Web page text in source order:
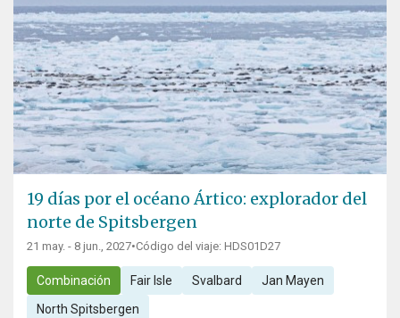
19 días por el océano Ártico: explorador del
norte de Spitsbergen
21 may. - 8 jun., 2027•Código del viaje: HDS01D27
Combinación Fair Isle Svalbard Jan Mayen
North Spitsbergen